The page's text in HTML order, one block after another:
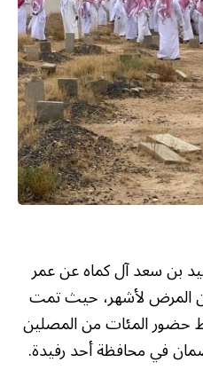
بن سعد آل كماه عن عمر
من المرض لأشهر، حيث تمت
حضور المئات من المصلين
في محافظة أحد رفيدة.